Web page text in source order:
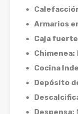
Armarios
Caja
Chimenea:
Cocina
Depósito
Despensa: